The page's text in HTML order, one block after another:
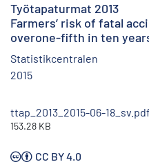
Työtapaturmat 2013
Farmers’ risk of fatal
overone-fifth in ten
Statistikcentralen
2015
ttap_2013_2015-06-18_sv.pdf
153.28 KB
CC BY 4.0